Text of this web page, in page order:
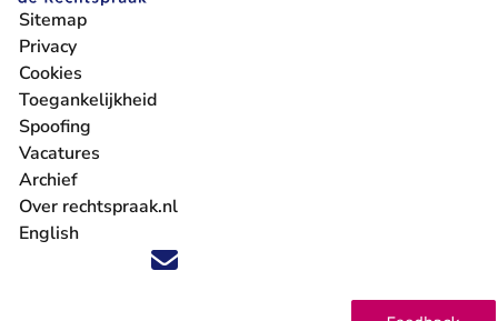
Volg ons op X (Twitter) - U verlaat Rechtspraak.nl
Volg ons op Facebook - U verlaat Rechtspraak.nl
Volg ons op Instagram - U verlaat Rechtspraak.nl
Volg ons op Youtube - U verlaat Rechtspraak.nl
Volg ons op LinkedIn - U verlaat
'Blijf op de hoogte' nieuwsbrief - U verlaat
Sitemap
Privacy
Cookies
Toegankelijkheid
Spoofing
Vacatures
- U verlaat Rechtspraak.nl
Archief
Over rechtspraak.nl
English